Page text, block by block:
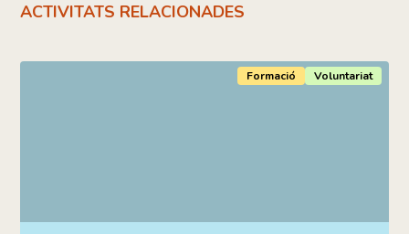
ACTIVITATS RELACIONADES
Formació Voluntariat